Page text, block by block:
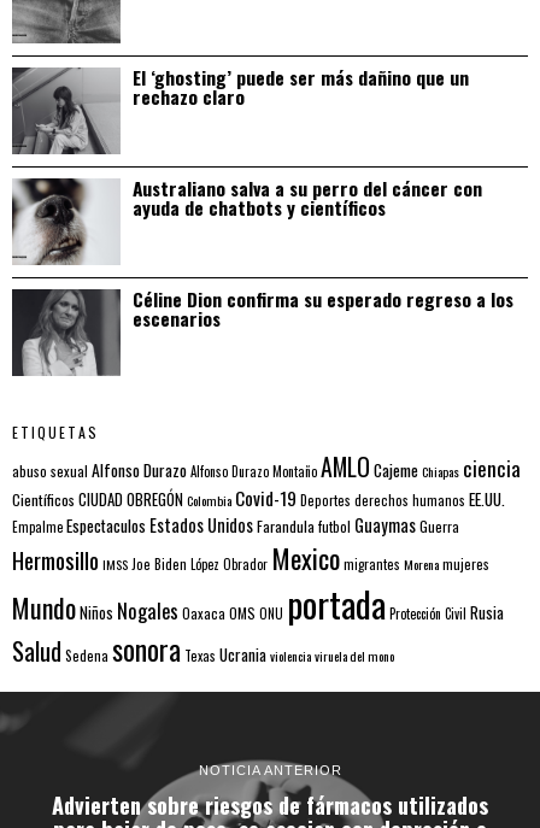
El ‘ghosting’ puede ser más dañino que un
rechazo claro
Australiano salva a su perro del cáncer con
ayuda de chatbots y científicos
Céline Dion confirma su esperado regreso a los
escenarios
ETIQUETAS
abuso sexual Alfonso DurazoAlfonso Durazo MontañoAMLO CajemeChiapas ciencia
Científicos CIUDAD OBREGÓNColombia Covid-19 Deportes derechos humanos EE.UU.
EmpalmeEspectaculos Estados UnidosFarandulafutbol GuaymasGuerra
Hermosillo IMSS Joe Biden López Obrador Mexicomigrantes Morenamujeres
MundoNiños Nogales Oaxaca OMS ONU portada Protección Civil Rusia
Salud Sedena sonora Texas Ucraniaviolenciaviruela del mono
NOTICIA ANTERIOR
Advierten sobre riesgos de fármacos utilizados